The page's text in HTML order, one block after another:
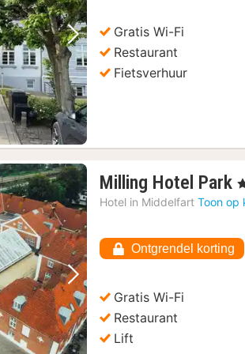
Volgende foto
Gratis Wi-Fi
Restaurant
Fietsverhuur
Volgende foto
Milling Hotel Park
€
,
Hotel in Middelfart Toon op
Ontgrendel korting
Gratis Wi-Fi
Restaurant
Lift